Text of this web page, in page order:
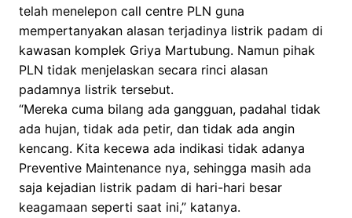
telah menelepon call centre PLN guna
mempertanyakan alasan terjadinya listrik padam di
kawasan komplek Griya Martubung. Namun pihak
PLN tidak menjelaskan secara rinci alasan
padamnya listrik tersebut.
“Mereka cuma bilang ada gangguan, padahal tidak
ada hujan, tidak ada petir, dan tidak ada angin
kencang. Kita kecewa ada indikasi tidak adanya
Preventive Maintenance nya, sehingga masih ada
saja kejadian listrik padam di hari-hari besar
keagamaan seperti saat ini,” katanya.